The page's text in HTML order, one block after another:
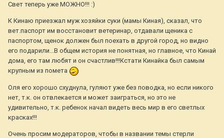
Свет теперь уже МОЖНО!!! :)
К Кинаю приезжал муж хозяйки суки (мамы Киная), сказал, что
вет.паспорт им восстановит ветеринар, отдавали щеника с
паспортом, щенок должен был поехать в другой город, но видно
его подарили...В общем история не понятная, но главное, что Кинай
дома, его там любят и он счастлив!!!Кстати Кинайка был самым
крупным из помета
Оля его хорошо схуднула, гуляют уже без поводка, но если никого
нет, т.к. он отвлекается и может заиграться, но это не
удивительно, т.к. ребенок начал видеть весь мир в его светлых
красках!!!
Очень просим модераторов, чтобы в названии темы стерли